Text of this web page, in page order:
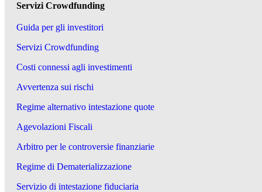
Servizi Crowdfunding
Guida per gli investitori
Servizi Crowdfunding
Costi connessi agli investimenti
Avvertenza sui rischi
Regime alternativo intestazione quote
Agevolazioni Fiscali
Arbitro per le controversie finanziarie
Regime di Dematerializzazione
Servizio di intestazione fiduciaria